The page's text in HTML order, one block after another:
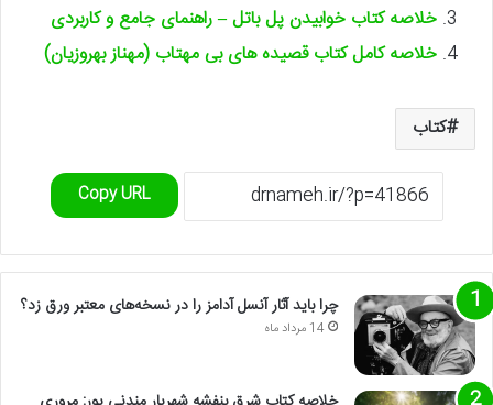
خلاصه کتاب خوابیدن پل باتل – راهنمای جامع و کاربردی
خلاصه کامل کتاب قصیده های بی مهتاب (مهناز بهروزیان)
کتاب
Copy URL
چرا باید آثار آنسل آدامز را در نسخه‌های معتبر ورق زد؟
14 مرداد ماه